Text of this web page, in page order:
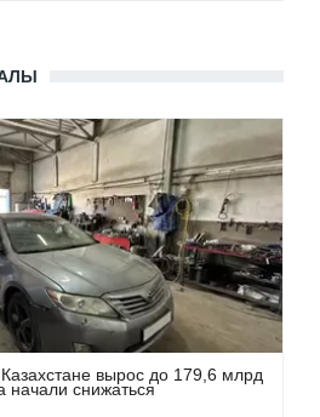
вырос до 179,6 млрд
начали снижаться